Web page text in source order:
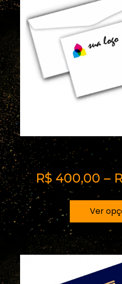
Envelope
R$400,00 –
Ver